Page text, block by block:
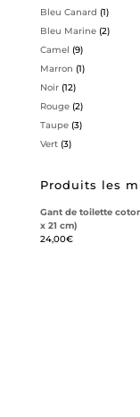
Bleu Canard (1)
Bleu Marine (2)
Camel (9)
Marron (1)
Noir (12)
Rouge (2)
Taupe (3)
Vert (3)
Produits les
Gant de toilette
x 21 cm)
24,00€